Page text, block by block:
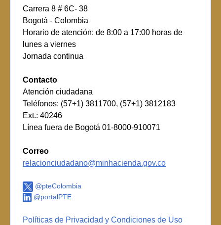
Carrera 8 # 6C- 38
Bogotá - Colombia
Horario de atención: de 8:00 a 17:00 horas de
lunes a viernes
Jornada continua
Contacto
Atención ciudadana
Teléfonos: (57+1) 3811700, (57+1) 3812183
Ext.: 40246
Línea fuera de Bogotá 01-8000-910071
Correo
relacionciudadano@minhacienda.gov.co
@pteColombia
@portalPTE
Políticas de Privacidad y Condiciones de Uso